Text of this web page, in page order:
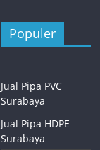
Populer
Jual Pipa PVC
Surabaya
Jual Pipa HDPE
Surabaya